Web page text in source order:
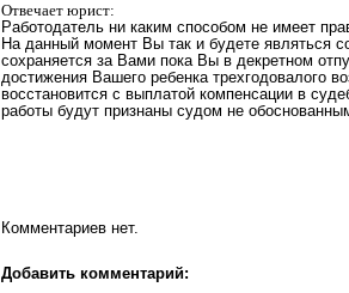
Отвечает юрист:
Работодатель ни каким способом не имеет
На данный момент Вы так и будете являться
сохраняется за Вами пока Вы в декретном
достижения Вашего ребенка трехгодовалого
восстановится с выплатой компенсации в
работы будут признаны судом не
Комментариев нет.
Добавить комментарий: